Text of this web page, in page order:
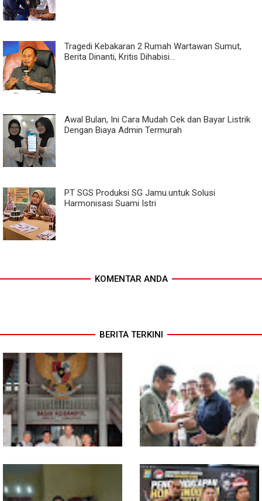
Tragedi Kebakaran 2 Rumah Wartawan Sumut,
Berita Dinanti, Kritis Dihabisi...
Awal Bulan, Ini Cara Mudah Cek dan Bayar Listrik
Dengan Biaya Admin Termurah
PT SGS Produksi SG Jamu.untuk Solusi
Harmonisasi Suami Istri
KOMENTAR ANDA
BERITA TERKINI
MIO Indonesia Sumut Resmi
Daftarkan Organisasi ke
Komisi D DPRDSU Ikut Gubsu
Bobby Nasution Berkantor di